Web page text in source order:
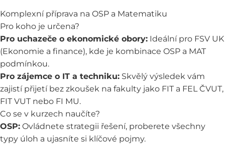
Komplexní příprava na OSP a Matematiku
Pro koho je určena?
Pro uchazeče o ekonomické obory: Ideální pro FSV UK
(Ekonomie a finance), kde je kombinace OSP a MAT
podmínkou.
Pro zájemce o IT a techniku: Skvělý výsledek vám
zajistí přijetí bez zkoušek na fakulty jako FIT a FEL ČVUT,
FIT VUT nebo FI MU.
Co se v kurzech naučíte?
OSP: Ovládnete strategii řešení, proberete všechny
typy úloh a ujasníte si klíčové pojmy.